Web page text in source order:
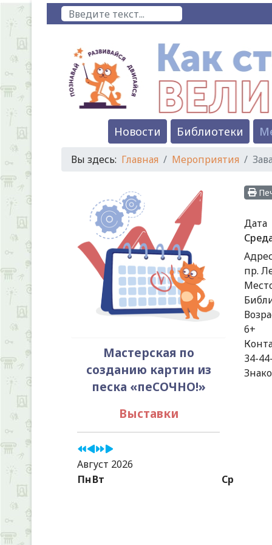
Поиск
Новости Библиотеки
Вы здесь: Главная Мероприятия
Мастерская по
созданию картин из
песка «пеСОЧНО!»
Выставки
годмесяц
годмесяц
Август 2026
ПнВт Ср
Дата
пр.
6+
34-